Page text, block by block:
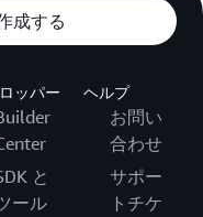
成する
ッパー
と
ール
ヘルプ
お問い
合わせ
サポー
トチケ